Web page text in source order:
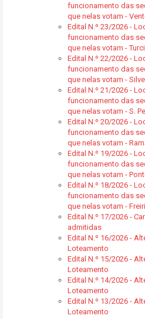
funcionamento das
que nelas votam -
Edital N.º 23/2026 -
funcionamento das
que nelas votam -
Edital N.º 22/2026 -
funcionamento das
que nelas votam -
Edital N.º 21/2026 -
funcionamento das
que nelas votam - S.
Edital N.º 20/2026 -
funcionamento das
que nelas votam -
Edital N.º 19/2026 -
funcionamento das
que nelas votam -
Edital N.º 18/2026 -
funcionamento das
que nelas votam -
Edital N.º 17/2026 -
admitidas
Edital N.º 16/2026 -
Loteamento
Edital N.º 15/2026 -
Loteamento
Edital N.º 14/2026 -
Loteamento
Edital N.º 13/2026 -
Loteamento